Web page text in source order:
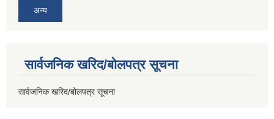
अन्य
सार्वजनिक खरिद/बोलपत्र सूचना
सार्वजनिक खरिद/बोलपत्र सूचना